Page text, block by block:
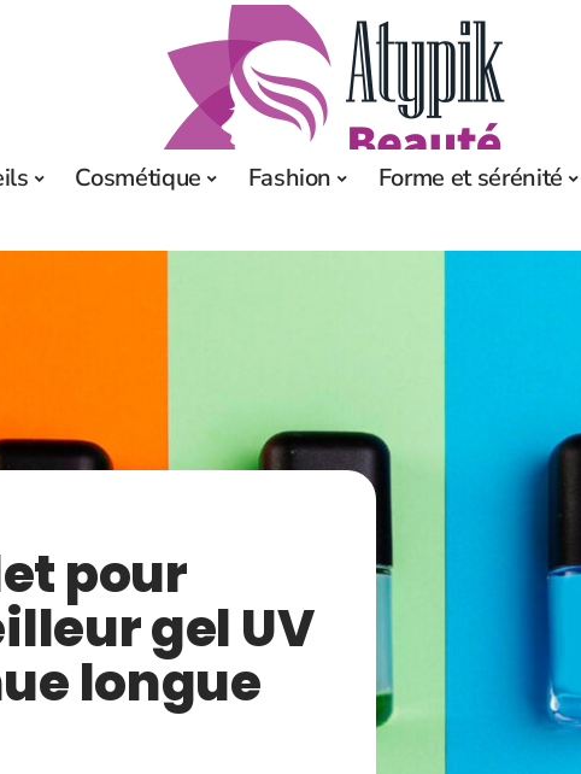
Cosmétique Fashion Forme et sérénité
pour
gel UV
longue